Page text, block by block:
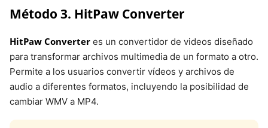
Método 3. HitPaw Converter
HitPaw Converter es un convertidor de videos diseñado
para transformar archivos multimedia de un formato a otro.
Permite a los usuarios convertir vídeos y archivos de
audio a diferentes formatos, incluyendo la posibilidad de
cambiar WMV a MP4.